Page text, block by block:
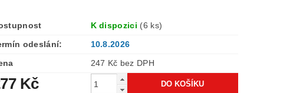
K dispozici (6 ks)
odeslání:
10.8.2026
247 Kč bez DPH
Kč